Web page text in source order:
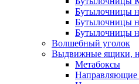
Бутылочницы
Бутылочницы
Бутылочницы
Волшебный уголок
Выдвижные ящики,
Метабоксы
Направляющие